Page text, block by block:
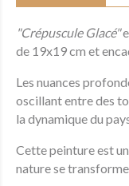
"Crépuscule Glacé"
de 19x19 cm et
Les nuances
oscillant entre des
la dynamique du
Cette peinture est
nature se